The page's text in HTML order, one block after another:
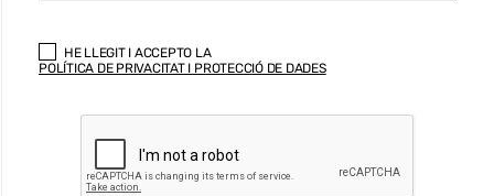
HE LLEGIT I ACCEPTO LA
POLÍTICA DE PRIVACITAT I PROTECCIÓ DE DADES